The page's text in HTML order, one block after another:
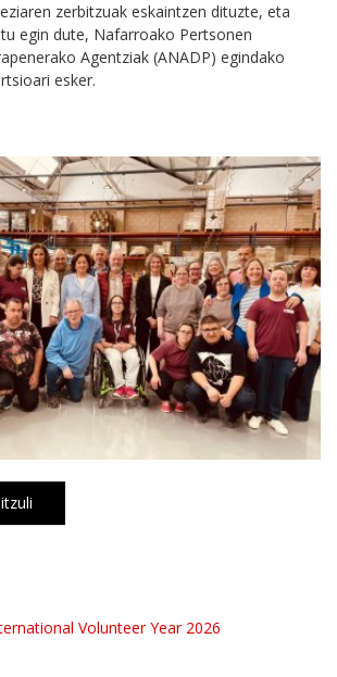
zerbitzuak eskaintzen dituzte, eta
egin dute, Nafarroako Pertsonen
Agentziak (ANADP) egindako
esker.